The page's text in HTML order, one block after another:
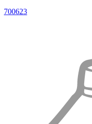
700623